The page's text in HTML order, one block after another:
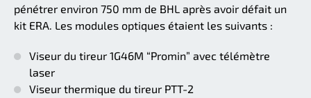
pénétrer environ 750 mm de BHL après avoir défait un
kit ERA. Les modules optiques étaient les suivants :
Viseur du tireur 1G46M “Promin” avec télémètre
laser
Viseur thermique du tireur PTT-2